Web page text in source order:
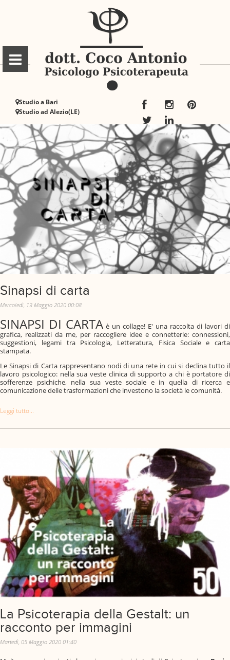
Studio a Bari
Studio ad Alezio(LE)
Sinapsi di carta
Mercoledì, 13 Maggio 2020 00:08
SINAPSI DI CARTA è un collage! E' una raccolta di lavori di
grafica, realizzati da me, per raccogliere idee e connetterle: connessioni,
suggestioni, legami tra Psicologia, Letteratura, Fisica Sociale e carta
stampata.
Le Sinapsi di Carta rappresentano nodi di una rete in cui si declina tutto il
lavoro psicologico: nella sua veste clinica di supporto a chi è portatore di
sofferenze psichiche, nella sua veste sociale e in quella di ricerca e
comunicazione delle trasformazioni che investono la società le comunità.
Leggi tutto...
La Psicoterapia della Gestalt: un
racconto per immagini
Martedì, 05 Maggio 2020 01:40